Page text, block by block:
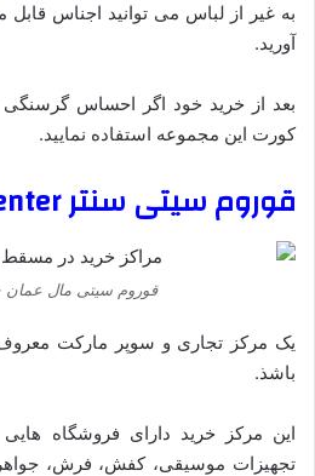
به غیر از لباس می توانید اجناس
آورید.
بعد از خرید خود اگر احساس گرسنگی
کورت این مجموعه استفاده نمایید.
قوروم سیتی سنتر Qurum City
قوروم سیتی مال عمان
یک مرکز تجاری و سوپر مارکت
باشذ.
این مرکز خرید دارای فروشگاه
تجهیزات موسیقی، کفش، فرش،